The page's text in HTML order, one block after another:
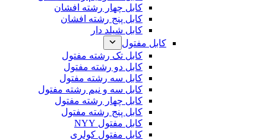
کابل چهار رشته افشان
کابل پنج رشته افشان
کابل شیلد دار
کابل مفتول
کابل تک رشته مفتول
کابل دو رشته مفتول
کابل سه رشته مفتول
کابل سه و نیم رشته مفتول
کابل چهار رشته مفتول
کابل پنج رشته مفتول
کابل مفتول NYY
کابل مفتول کولری